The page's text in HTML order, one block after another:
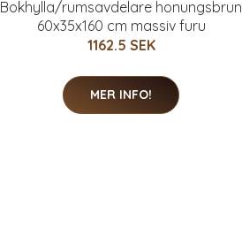
Bokhylla/rumsavdelare honungsbrun
60x35x160 cm massiv furu
1162.5 SEK
MER INFO!